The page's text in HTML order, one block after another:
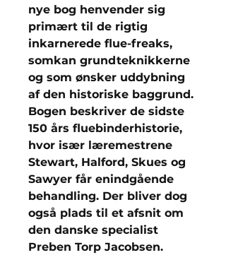
nye bog henvender sig
primært til de rigtig
inkarnerede flue-freaks,
somkan grundteknikkerne
og som ønsker uddybning
af den historiske baggrund.
Bogen beskriver de sidste
150 års fluebinderhistorie,
hvor især læremestrene
Stewart, Halford, Skues og
Sawyer får enindgående
behandling. Der bliver dog
også plads til et afsnit om
den danske specialist
Preben Torp Jacobsen.